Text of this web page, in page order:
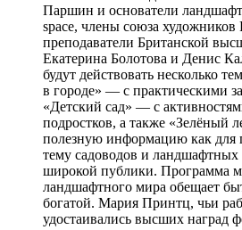
Паршин и основатели
space, члены союза
преподаватели Британской
Екатерина Болотова и Денис
будут действовать несколько
в городе» — с практическими
«Детский сад» — с
подростков, а также «Зелёный
полезную информацию как для
тему садоводов и ландшафтных
широкой публики. Программа
ландшафтного мира обещает
богатой. Мария Принтц, чьи
удостаивались высших наград